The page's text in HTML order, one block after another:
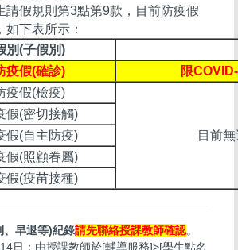
請假規則第3點第9款，目前防疫假
如下表所示：
別(子假別)
疫假(確診)
限
疫假(檢疫)
目前
假(密切接觸)
假(自主防疫)
假(照顧眷屬)
假(疫苗接種)
、早退等)紀錄請先聯絡授課教師確認。
日：由授課教師於[輔導服務]>[學生點名